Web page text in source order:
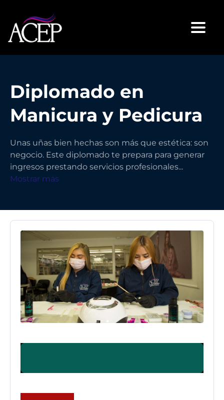
Diplomado en
Manicura y Pedicura
Unas uñas bien hechas son más que estética: son
negocio. Este diplomado te prepara para generar
ingresos prestando servicios profesionales...
Mostrar más